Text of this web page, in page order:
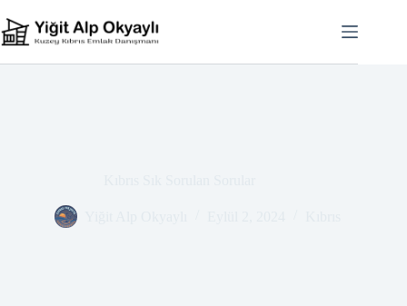
to
content